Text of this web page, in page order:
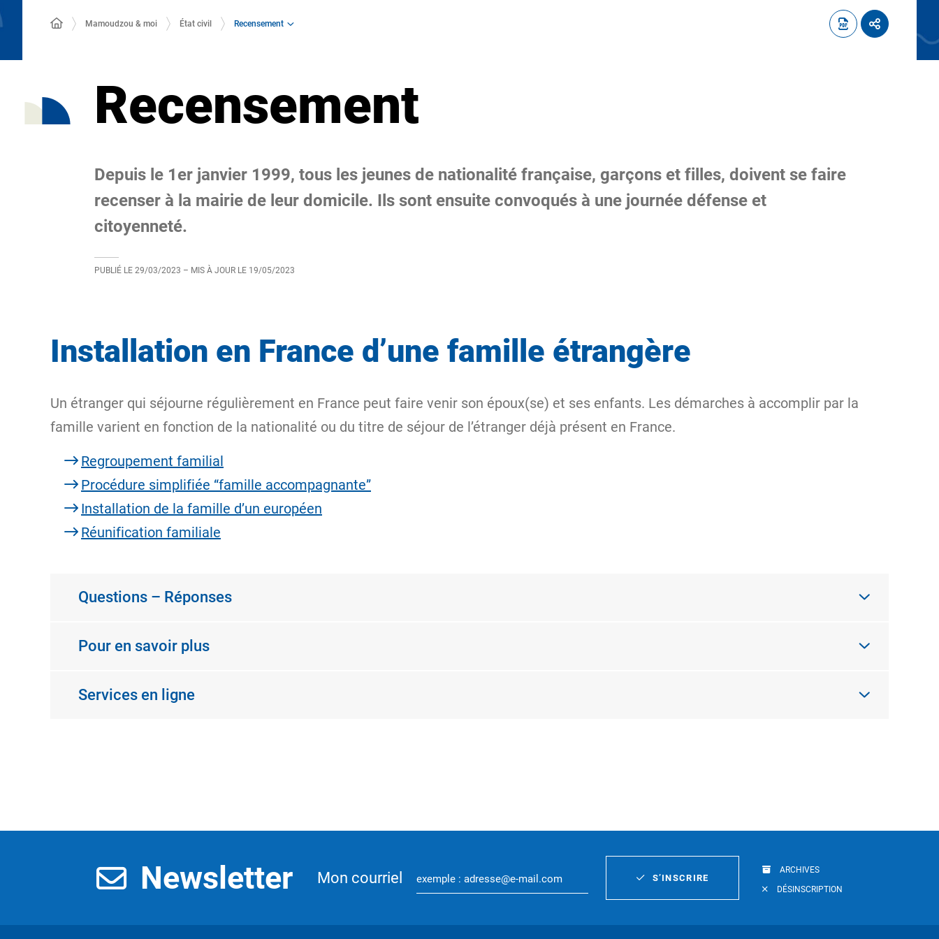
Mamoudzou & moi État civil Recensement
Recensement
Depuis le 1er janvier 1999, tous les jeunes de nationalité française, garçons et filles, doivent se faire
recenser à la mairie de leur domicile. Ils sont ensuite convoqués à une journée défense et
citoyenneté.
PUBLIÉ LE 29/03/2023 – MIS À JOUR LE 19/05/2023
Installation en France d’une famille étrangère
Un étranger qui séjourne régulièrement en France peut faire venir son époux(se) et ses enfants. Les démarches à accomplir par la
famille varient en fonction de la nationalité ou du titre de séjour de l’étranger déjà présent en France.
Regroupement familial
Procédure simplifiée “famille accompagnante”
Installation de la famille d’un européen
Réunification familiale
Questions – Réponses
Pour en savoir plus
Services en ligne
Newsletter Mon courriel S’INSCRIRE
ARCHIVES
DÉSINSCRIPTION